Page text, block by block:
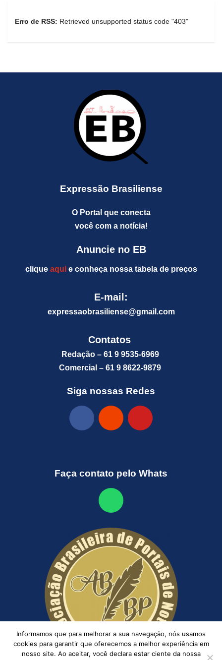
Erro de RSS: Retrieved unsupported status code "403"
Expressão Brasiliense
O Portal que conecta
você com a notícia!
Anuncie no EB
clique aquie conheça nossa tabela de preços
E-mail:
expressaobrasiliense@gmail.com
Contatos
Redação – 61 9 9535-6969
Comercial – 61 9 8622-9879
Siga nossas Redes
Faça contato pelo Whats
Informamos que para melhorar a sua navegação, nós usamos
cookies para garantir que oferecemos a melhor experiência em
nosso site. Ao aceitar, você declara estar ciente da nossa